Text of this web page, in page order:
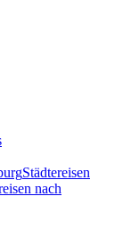
Städtereisen
nach